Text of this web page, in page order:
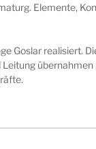
Elemente,
Goslar realisiert.
übernahmen